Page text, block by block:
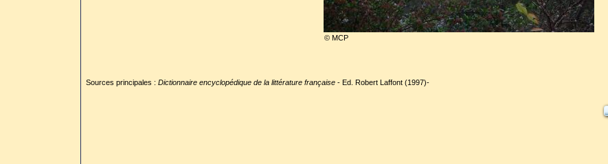
© MCP
Sources principales : Dictionnaire encyclopédique de la littérature française- Ed. Robert Laffont (1997)-